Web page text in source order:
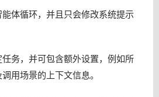
体循环，并且只会修改系统提示
务，并可包含额外设置，例如所
用场景的上下文信息。